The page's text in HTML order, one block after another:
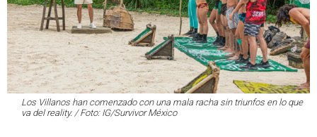
Los Villanos han comenzado con una mala racha sin triunfos en lo que
va del reality. / Foto: IG/Survivor México